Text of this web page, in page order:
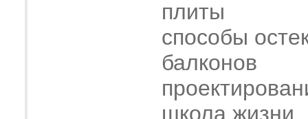
плиты
способы
балконов
школа жизни